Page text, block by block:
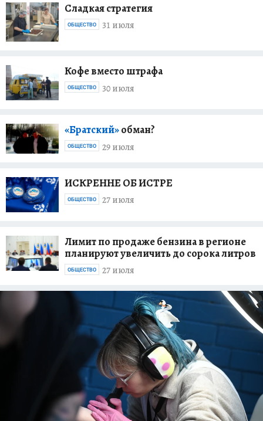
Сладкая стратегия
31 июля
ОБЩЕСТВО
Кофе вместо штрафа
30 июля
ОБЩЕСТВО
«Братский»обман?
29 июля
ОБЩЕСТВО
ИСКРЕННЕ ОБ ИСТРЕ
27 июля
ОБЩЕСТВО
Лимит по продаже бензина в регионе
планируют увеличить до сорока литров
27 июля
ОБЩЕСТВО